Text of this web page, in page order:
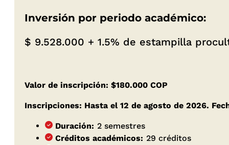
Inversión por periodo académico:
$ 9.528.000 + 1.5% de estampilla
Valor de inscripción: $180.000 COP
Inscripciones: Hasta el 12 de agosto de 2026.
Duración: 2 semestres
Créditos académicos: 29 créditos